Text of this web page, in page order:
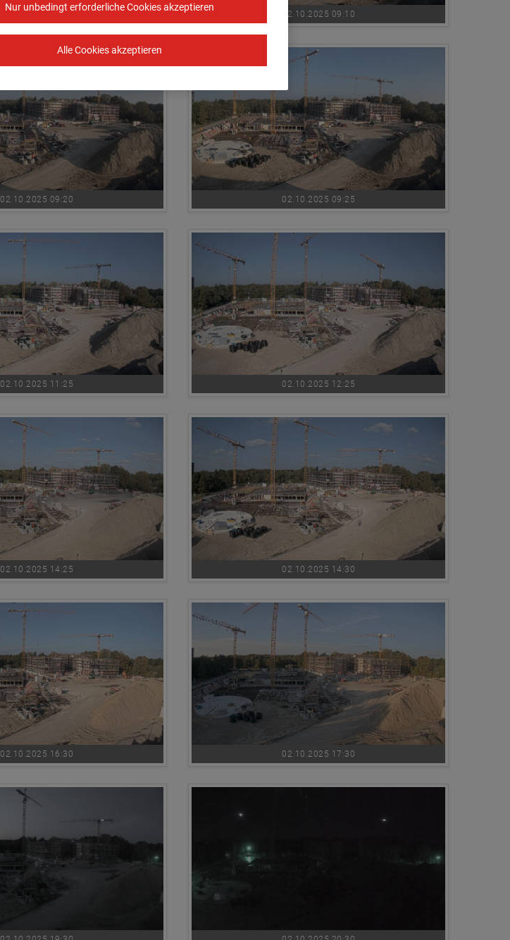
02.10.2025 08:10 02.10.2025 09:10
02.10.2025 09:20 02.10.2025 09:25
02.10.2025 11:25 02.10.2025 12:25
02.10.2025 14:25 02.10.2025 14:30
02.10.2025 16:30 02.10.2025 17:30
Nur unbedingt erforderliche Cookies akzeptieren
Alle Cookies akzeptieren